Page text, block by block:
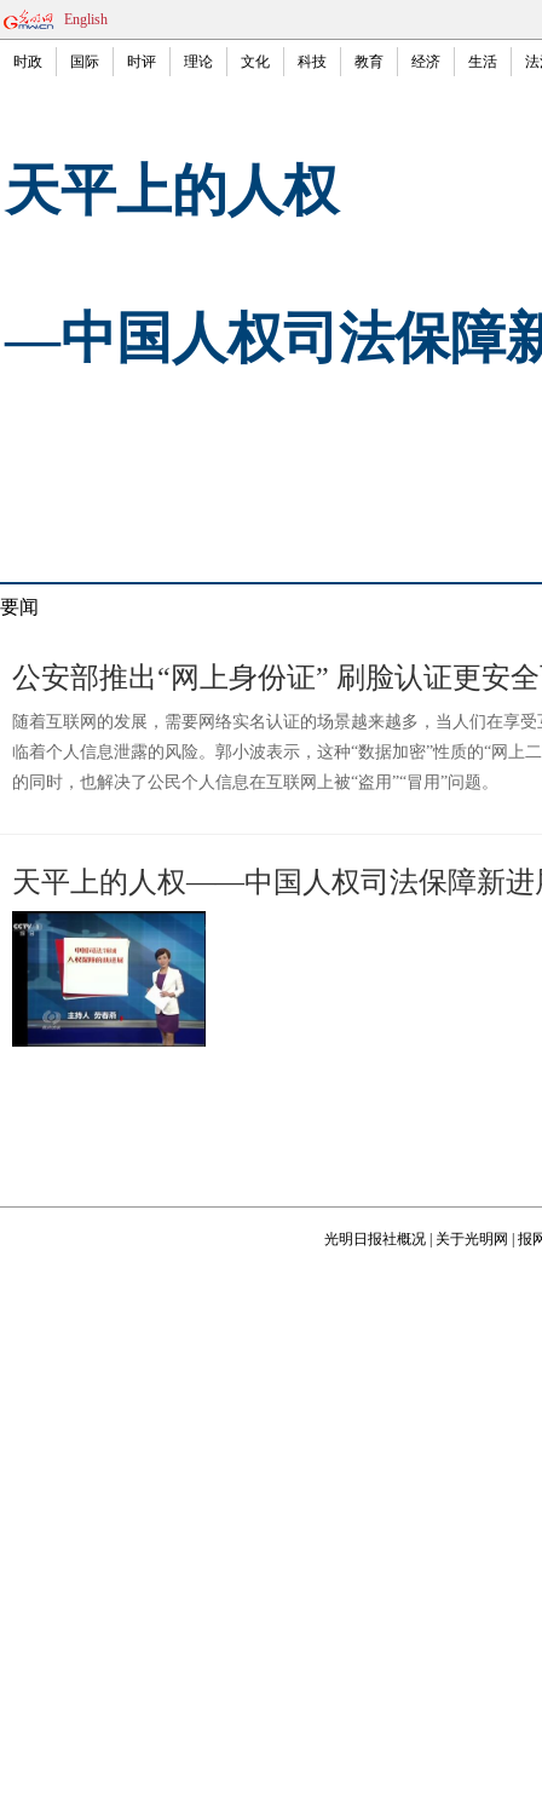
English
时政 国际 时评 理论 文化 科技 教育 经济 生活
天平上的人权
—中国人权司法保障
要闻
公安部推出“网上身份证” 刷脸认证更安
随着互联网的发展，需要网络实名认证的场景越来越多，当人们在享
临着个人信息泄露的风险。郭小波表示，这种“数据加密”性质的“网上
的同时，也解决了公民个人信息在互联网上被“盗用”“冒用”问题。
天平上的人权——中国人权司法保障新进
光明日报社概况 关于光明网 报